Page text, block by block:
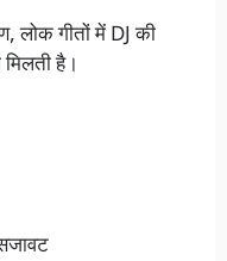
लोक गीतों में DJ की
है।